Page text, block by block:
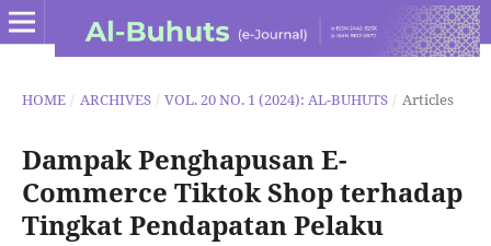
HOME / ARCHIVES / VOL. 20 NO. 1 (2024): AL-BUHUTS / Articles
Dampak Penghapusan E-
Commerce Tiktok Shop terhadap
Tingkat Pendapatan Pelaku